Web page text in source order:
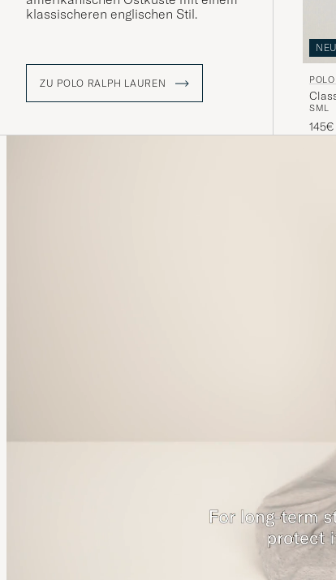
klassischeren englischen Stil.
ZU POLO RALPH LAUREN
NEU
SML
145€